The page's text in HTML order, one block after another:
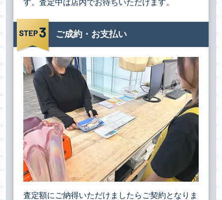
す。査定中は店内でお待ちいただけます。
ご成約・お支払い
査定額にご納得いただけましたらご契約となりま